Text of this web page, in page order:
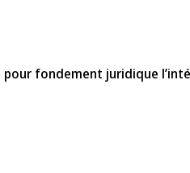
fondement juridique